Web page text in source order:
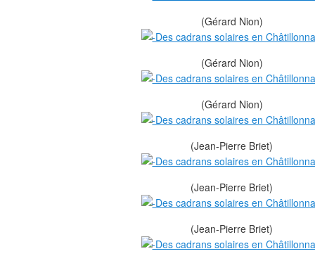
(Gérard Nion)
(Gérard Nion)
(Gérard Nion)
(Jean-Pierre Briet)
(Jean-Pierre Briet)
(Jean-Pierre Briet)